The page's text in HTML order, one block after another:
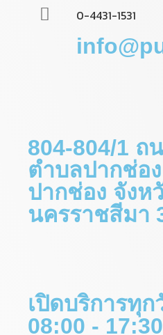
0-4431-1531
804-804/1 ถ
ตำบลปากช่อ
ปากช่อง จังห
นครราชสีมา
เปิดบริการทุ
08:00 -